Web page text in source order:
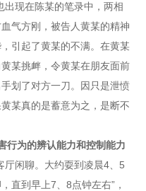
现在陈某的笔录中，两相
气方刚，被告人黄某的精神
引起了黄某的不满。在黄某
某挑衅，令黄某在朋友面前
划了对方一刀。因只是泄愤
某真的是蓄意为之，是断不
行为的辨认能力和控制能力
厅闲聊。大约耍到凌晨4、5
直到早上7、8点钟左右”，